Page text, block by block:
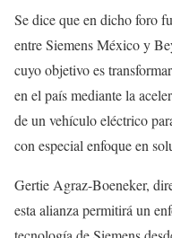
Se dice que en dicho foro
entre Siemens México y
cuyo objetivo es
en el país mediante la
de un vehículo eléctrico
con especial enfoque en
Gertie Agraz-Boeneker,
esta alianza permitirá un